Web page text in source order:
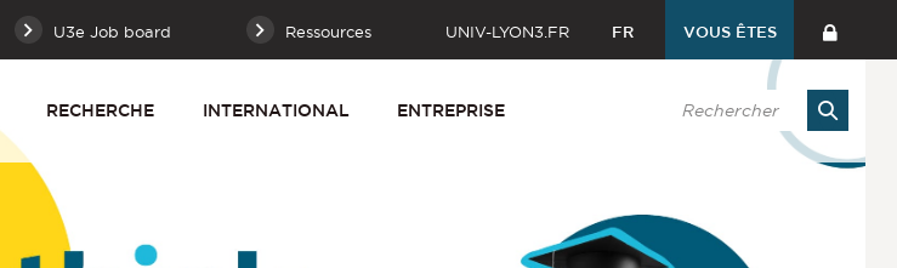
U3e Job board Ressources UNIV-LYON3.FR FR VOUS ÊTES
RECHERCHE INTERNATIONAL ENTREPRISE